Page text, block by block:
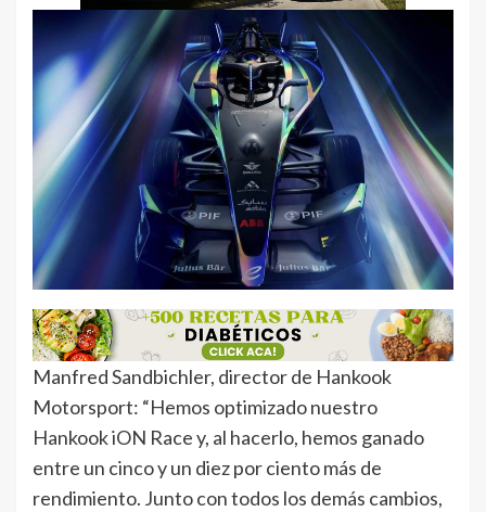
Manfred Sandbichler, director de Hankook
Motorsport: “Hemos optimizado nuestro
Hankook iON Race y, al hacerlo, hemos ganado
entre un cinco y un diez por ciento más de
rendimiento. Junto con todos los demás cambios,